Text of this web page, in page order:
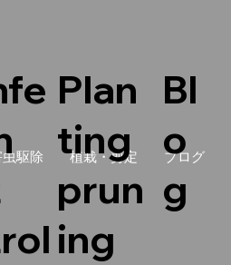
駆除 植栽・剪定 ブログ
Plan
ting
prun
ing
Bl
o
g